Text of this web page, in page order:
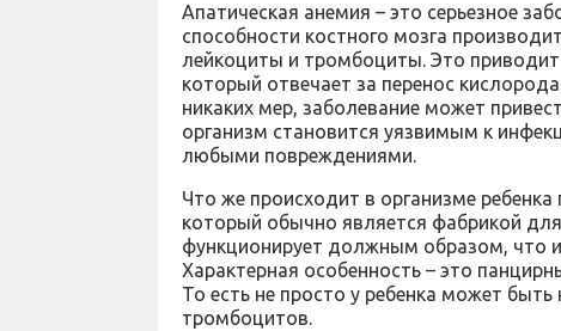
Апатическая анемия – это серьезное
способности костного мозга
лейкоциты и тромбоциты. Это
который отвечает за перенос
никаких мер, заболевание может
организм становится уязвимым к
любыми повреждениями.
Что же происходит в организме
который обычно является фабрикой
функционирует должным образом, что
Характерная особенность – это
То есть не просто у ребенка может
тромбоцитов.